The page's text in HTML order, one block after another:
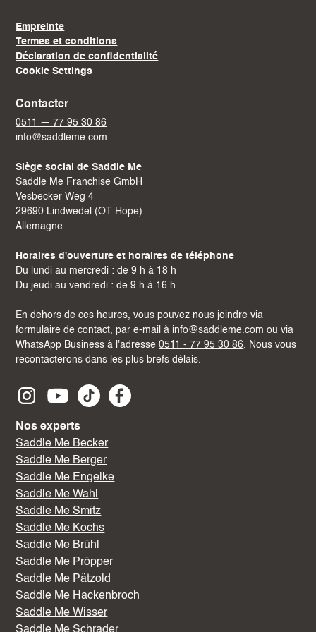
Empreinte
Termes et conditions
Déclaration de confidentialité
Cookie Settings
Contacter
0511 — 77 95 30 86
info@saddleme.com
Siège social de Saddle Me
Saddle Me Franchise GmbH
Vesbecker Weg 4
29690 Lindwedel (OT Hope)
Allemagne
Horaires d'ouverture et horaires de téléphone
Du lundi au mercredi : de 9 h à 18 h
Du jeudi au vendredi : de 9 h à 16 h
En dehors de ces heures, vous pouvez nous joindre via
formulaire de contact, par e-mail à info@saddleme.com ou via
WhatsApp Business à l'adresse0511 - 77 95 30 86. Nous vous
recontacterons dans les plus brefs délais.
Nos experts
Saddle Me Becker
Saddle Me Berger
Saddle Me Engelke
Saddle Me Wahl
Saddle Me Smitz
Saddle Me Kochs
Saddle Me Brühl
Saddle Me Pröpper
Saddle Me Pätzold
Saddle Me Hackenbroch
Saddle Me Wisser